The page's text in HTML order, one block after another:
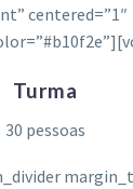
centered=”1″
Turma
30 pessoas